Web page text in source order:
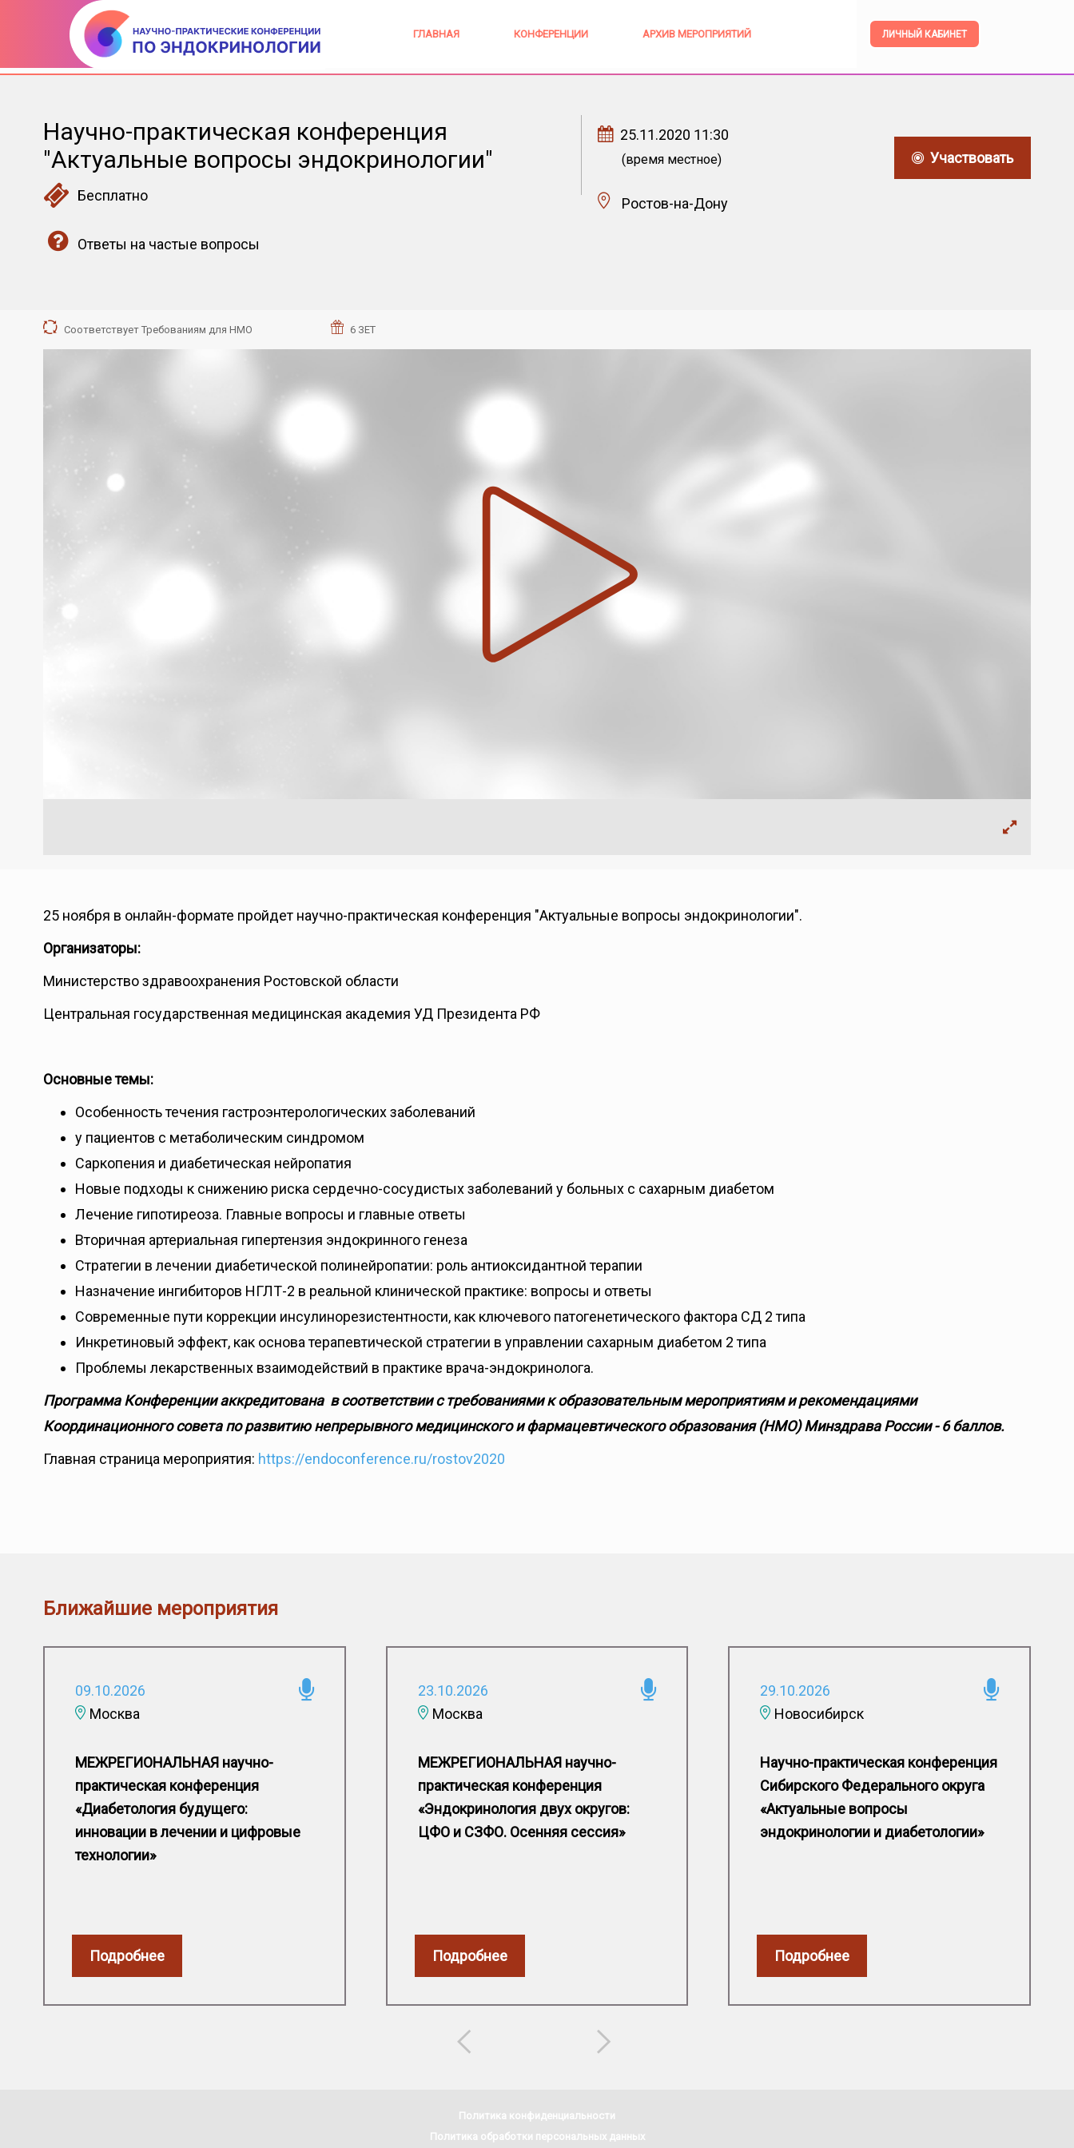
ГЛАВНАЯ КОНФЕРЕНЦИИ АРХИВ МЕРОПРИЯТИЙ ЛИЧНЫЙ КАБИНЕТ
Научно-практическая конференция
"Актуальные вопросы эндокринологии"
Бесплатно
Ответы на частые вопросы
25.11.2020 11:30
(время местное)
Ростов-на-Дону
Участвовать
Соответствует Требованиям для НМО 6 ЗЕТ
25 ноября в онлайн-формате пройдет научно-практичеcкая конференция "Актуальные вопросы эндокринологии".
Организаторы:
Министерство здравоохранения Ростовской области
Центральная государственная медицинская академия УД Президента РФ
Основные темы:
Особенность течения гастроэнтерологических заболеваний
у пациентов с метаболическим синдромом
Саркопения и диабетическая нейропатия
Новые подходы к снижению риска сердечно-сосудистых заболеваний у больных с сахарным диабетом
Лечение гипотиреоза. Главные вопросы и главные ответы
Вторичная артериальная гипертензия эндокринного генеза
Стратегии в лечении диабетической полинейропатии: роль антиоксидантной терапии
Назначение ингибиторов НГЛТ-2 в реальной клинической практике: вопросы и ответы
Современные пути коррекции инсулинорезистентности, как ключевого патогенетического фактора СД 2 типа
Инкретиновый эффект, как основа терапевтической стратегии в управлении сахарным диабетом 2 типа
Проблемы лекарственных взаимодействий в практике врача-эндокринолога.
Программа Конференции аккредитована в соответствии с требованиями к образовательным мероприятиям и рекомендациями
Координационного совета по развитию непрерывного медицинского и фармацевтического образования (НМО) Минздрава России - 6 баллов.
Главная страница мероприятия: https://endoconference.ru/rostov2020
Ближайшие мероприятия
09.10.2026
Москва
МЕЖРЕГИОНАЛЬНАЯ научно-
практическая конференция
«Диабетология будущего:
инновации в лечении и цифровые
технологии»
Подробнее
23.10.2026
Москва
МЕЖРЕГИОНАЛЬНАЯ научно-
практическая конференция
«Эндокринология двух округов:
ЦФО и СЗФО. Осенняя сессия»
Подробнее
29.10.2026
Новосибирск
Научно-практическая конференция
Сибирского Федерального округа
«Актуальные вопросы
эндокринологии и диабетологии»
Подробнее
Политика конфиденциальности
Политика обработки персональных данных